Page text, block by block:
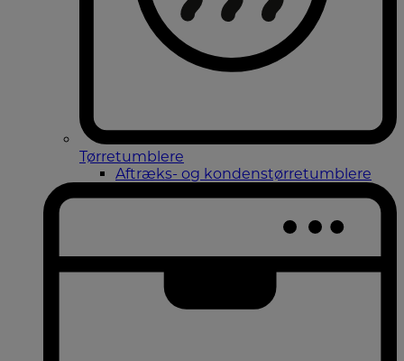
Tørretumblere
Aftræks- og kondenstørretumblere